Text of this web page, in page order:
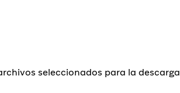
seleccionados para la descarga